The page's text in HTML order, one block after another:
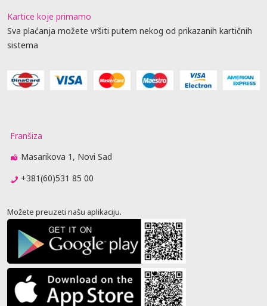
Kartice koje primamo
Sva plaćanja možete vršiti putem nekog od prikazanih kartičnih
sistema
Franšiza
Masarikova 1, Novi Sad
+381(60)531 85 00
Možete preuzeti našu aplikaciju.